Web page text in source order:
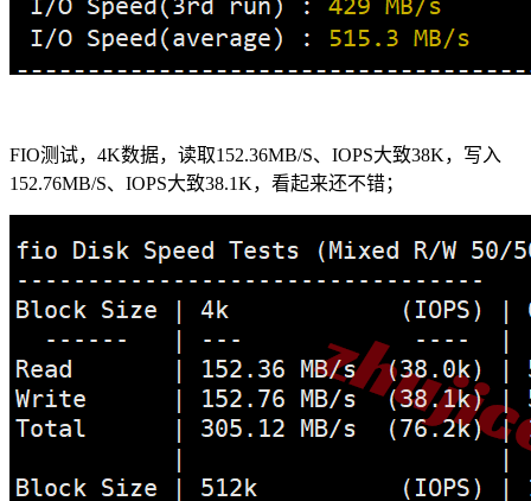
FIO测试，4K数据，读取152.36MB/S、IOPS大致38K，写入
152.76MB/S、IOPS大致38.1K，看起来还不错；